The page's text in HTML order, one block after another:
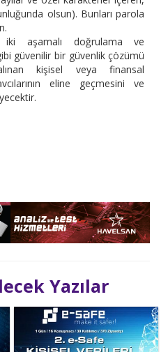
olsun). Bunları parola
iki aşamalı doğrulama ve
güvenilir bir güvenlik çözümü
kişisel veya finansal
eline geçmesini ve
Yazılar